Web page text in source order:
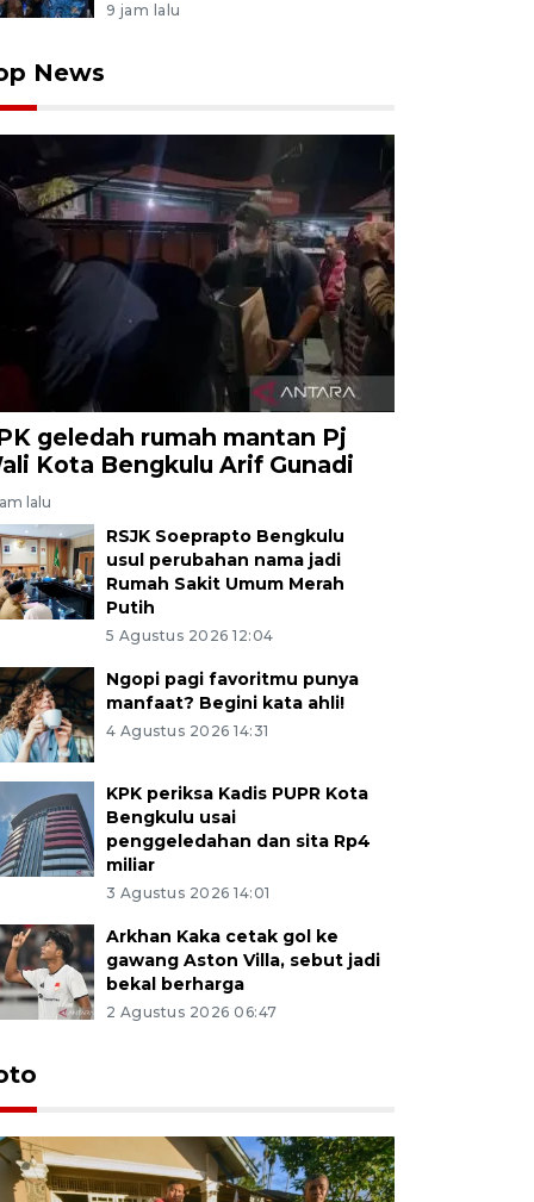
9 jam lalu
News
geledah rumah mantan Pj
Kota Bengkulu Arif Gunadi
lalu
RSJK Soeprapto Bengkulu
usul perubahan nama jadi
Rumah Sakit Umum Merah
Putih
5 Agustus 2026 12:04
Ngopi pagi favoritmu punya
manfaat? Begini kata ahli!
4 Agustus 2026 14:31
KPK periksa Kadis PUPR Kota
Bengkulu usai
penggeledahan dan sita Rp4
miliar
3 Agustus 2026 14:01
Arkhan Kaka cetak gol ke
gawang Aston Villa, sebut jadi
bekal berharga
2 Agustus 2026 06:47